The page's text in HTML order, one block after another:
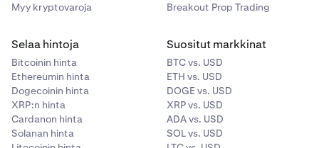
Myy kryptovaroja
Breakout Prop Trading
Selaa hintoja
Bitcoinin hinta
Ethereumin hinta
Dogecoinin hinta
XRP:n hinta
Cardanon hinta
Solanan hinta
Suositut markkinat
BTC vs. USD
ETH vs. USD
DOGE vs. USD
XRP vs. USD
ADA vs. USD
SOL vs. USD